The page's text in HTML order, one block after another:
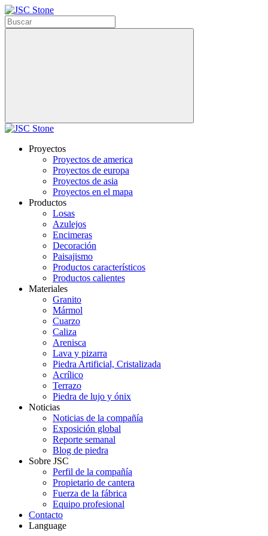
Proyectos
Proyectos de america
Proyectos de europa
Proyectos de asia
Proyectos en el mapa
Productos
Losas
Azulejos
Encimeras
Decoración
Paisajismo
Productos característicos
Productos calientes
Materiales
Granito
Mármol
Cuarzo
Caliza
Arenisca
Lava y pizarra
Piedra Artificial, Cristalizada
Acrílico
Terrazo
Piedra de lujo y ónix
Noticias
Noticias de la compañía
Exposición global
Reporte semanal
Blog de piedra
Sobre JSC
Perfil de la compañía
Propietario de cantera
Fuerza de la fábrica
Equipo profesional
Contacto
Language